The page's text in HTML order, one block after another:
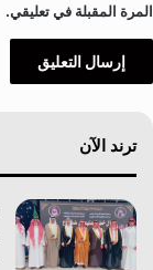
المرة المقبلة في تعليقي.
ترند الآن